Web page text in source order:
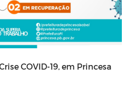
COVID-19, em Princesa